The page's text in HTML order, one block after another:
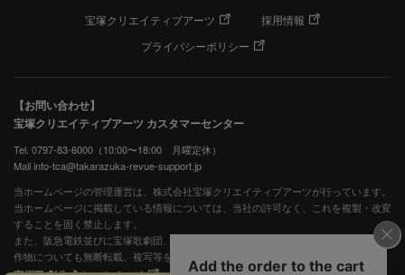
宝塚クリエイティブアーツ
採用情報
プライバシーポリシー
【お問い合わせ】
宝塚クリエイティブアーツ カスタマーセンター
Tel. 0797-83-6000（10:00〜18:00 月曜定休）
Mail info-tca@takarazuka-revue-support.jp
当ホームページの管理運営は、株式会社宝塚クリエイティブアーツが行っています。
当ホームページに掲載している情報については、当社の許可なく、これを複製・改変
することを固く禁止します。
また、阪急電鉄並びに宝塚歌劇団、宝塚クリエイティブアーツの出版物ほか写真等著
作物についても無断転載、複写等を禁じます。